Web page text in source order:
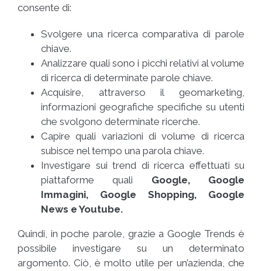
consente di:
Svolgere una ricerca comparativa di parole
chiave.
Analizzare quali sono i picchi relativi al volume
di ricerca di determinate parole chiave.
Acquisire, attraverso il geomarketing,
informazioni geografiche specifiche su utenti
che svolgono determinate ricerche.
Capire quali variazioni di volume di ricerca
subisce nel tempo una parola chiave.
Investigare sui trend di ricerca effettuati su
piattaforme quali Google, Google
Immagini, Google Shopping, Google
News e Youtube.
Quindi, in poche parole, grazie a Google Trends è
possibile investigare su un determinato
argomento. Ciò, è molto utile per un’azienda, che